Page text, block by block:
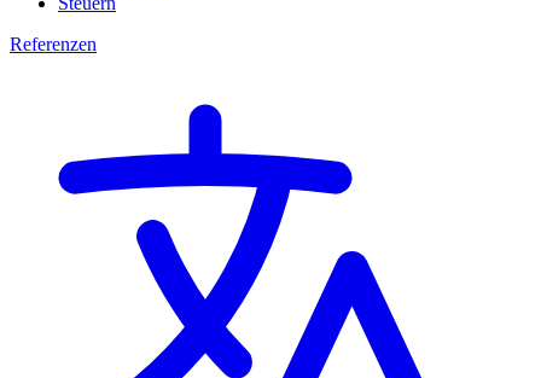
Referenzen